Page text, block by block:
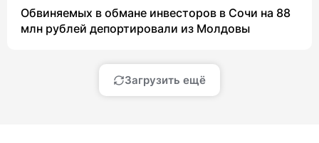
Обвиняемых в обмане инвесторов в Сочи на 88
млн рублей депортировали из Молдовы
Загрузить ещё